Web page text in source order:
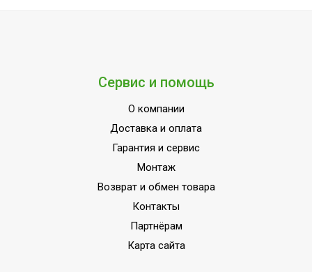
Сервис и помощь
О компании
Доставка и оплата
Гарантия и сервис
Монтаж
Возврат и обмен товара
Контакты
Партнёрам
Карта сайта